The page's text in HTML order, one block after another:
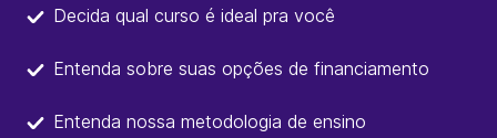
Decida qual curso é ideal pra você
Entenda sobre suas opções de financiamento
Entenda nossa metodologia de ensino